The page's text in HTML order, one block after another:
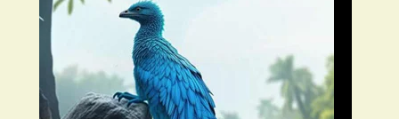
FAQ
För bibliotek